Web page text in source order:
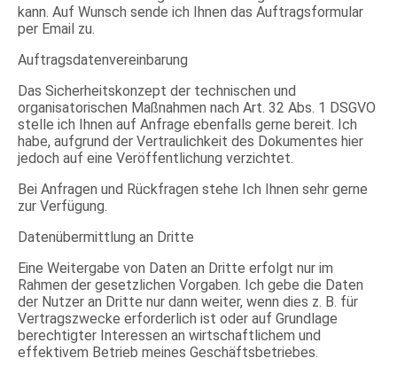
kann. Auf Wunsch sende ich Ihnen das Auftragsformular
per Email zu.
Auftragsdatenvereinbarung
Das Sicherheitskonzept der technischen und
organisatorischen Maßnahmen nach Art. 32 Abs. 1 DSGVO
stelle ich Ihnen auf Anfrage ebenfalls gerne bereit. Ich
habe, aufgrund der Vertraulichkeit des Dokumentes hier
jedoch auf eine Veröffentlichung verzichtet.
Bei Anfragen und Rückfragen stehe Ich Ihnen sehr gerne
zur Verfügung.
Datenübermittlung an Dritte
Eine Weitergabe von Daten an Dritte erfolgt nur im
Rahmen der gesetzlichen Vorgaben. Ich gebe die Daten
der Nutzer an Dritte nur dann weiter, wenn dies z. B. für
Vertragszwecke erforderlich ist oder auf Grundlage
berechtigter Interessen an wirtschaftlichem und
effektivem Betrieb meines Geschäftsbetriebes.